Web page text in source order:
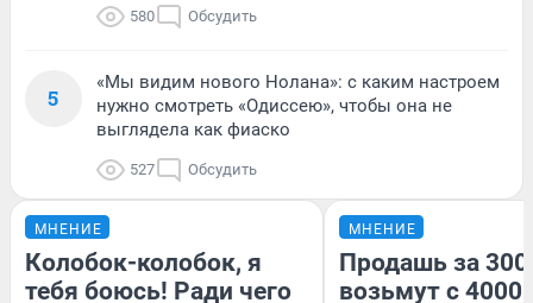
580 Обсудить
5
«Мы видим нового Нолана»: с каким настроем
нужно смотреть «Одиссею», чтобы она не
выглядела как фиаско
527 Обсудить
МНЕНИЕ
Колобок-колобок, я
тебя боюсь! Ради чего
МНЕНИЕ
Продашь за
возьмут с